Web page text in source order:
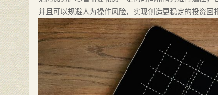
并且可以规避人为操作风险，实现创造更稳定的投资回